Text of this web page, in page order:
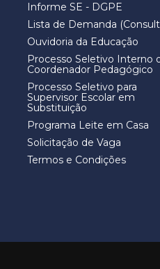
Informe SE - DGPE
Lista de Demanda
Ouvidoria da Educação
Processo Seletivo Interno
Coordenador Pedagógico
Processo Seletivo para
Supervisor Escolar em
Substituição
Programa Leite em Casa
Solicitação de Vaga
Termos e Condições